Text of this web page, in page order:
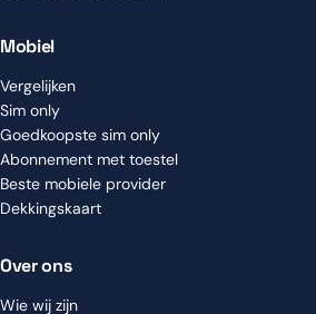
Mobiel
Vergelijken
Sim only
Goedkoopste sim only
Abonnement met toestel
Beste mobiele provider
Dekkingskaart
Over ons
Wie wij zijn